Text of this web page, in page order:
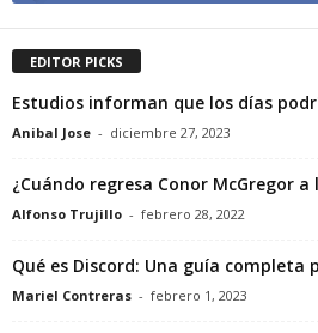
EDITOR PICKS
Estudios informan que los días
Anibal Jose - diciembre 27, 2023
¿Cuándo regresa Conor McGregor a
Alfonso Trujillo - febrero 28, 2022
Qué es Discord: Una guía completa
Mariel Contreras - febrero 1, 2023